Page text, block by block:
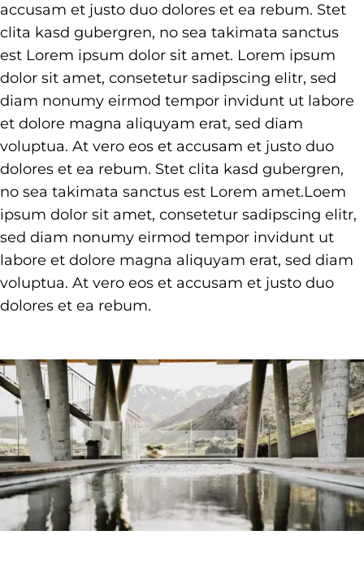
accusam et justo duo dolores et ea rebum. Stet
clita kasd gubergren, no sea takimata sanctus
est Lorem ipsum dolor sit amet. Lorem ipsum
dolor sit amet, consetetur sadipscing elitr, sed
diam nonumy eirmod tempor invidunt ut labore
et dolore magna aliquyam erat, sed diam
voluptua. At vero eos et accusam et justo duo
dolores et ea rebum. Stet clita kasd gubergren,
no sea takimata sanctus est Lorem amet.Loem
ipsum dolor sit amet, consetetur sadipscing elitr,
sed diam nonumy eirmod tempor invidunt ut
labore et dolore magna aliquyam erat, sed diam
voluptua. At vero eos et accusam et justo duo
dolores et ea rebum.